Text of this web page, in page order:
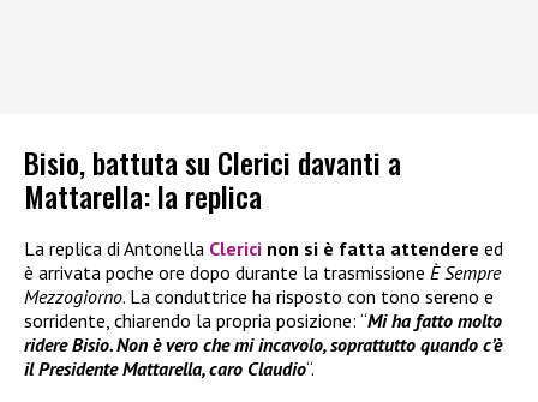
Bisio, battuta su Clerici davanti a
Mattarella: la replica
La replica di Antonella Clerici non si è fatta attendere ed
è arrivata poche ore dopo durante la trasmissione È Sempre
Mezzogiorno. La conduttrice ha risposto con tono sereno e
sorridente, chiarendo la propria posizione: “Mi ha fatto molto
ridere Bisio. Non è vero che mi incavolo, soprattutto quando c’è
il Presidente Mattarella, caro Claudio“.